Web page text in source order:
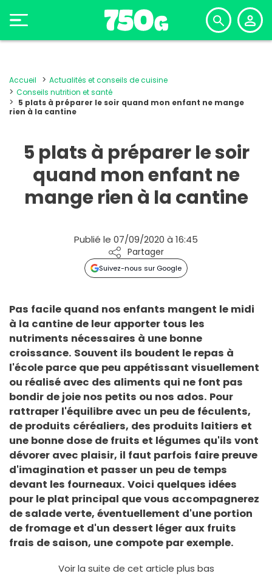
Accueil
Actualités et conseils de cuisine
Conseils nutrition et santé
5 plats à préparer le soir quand mon enfant ne mange
rien à la cantine
5 plats à préparer le soir
quand mon enfant ne
mange rien à la cantine
Publié le 07/09/2020 à 16:45
Partager
Suivez-nous sur Google
Pas facile quand nos enfants mangent le midi
à la cantine de leur apporter tous les
nutriments nécessaires à une bonne
croissance. Souvent ils boudent le repas à
l'école parce que peu appétissant visuellement
ou réalisé avec des aliments qui ne font pas
bondir de joie nos petits ou nos ados. Pour
rattraper l'équilibre avec un peu de féculents,
de produits céréaliers, des produits laitiers et
une bonne dose de fruits et légumes qu'ils vont
dévorer avec plaisir, il faut parfois faire preuve
d'imagination et passer un peu de temps
devant les fourneaux. Voici quelques idées
pour le plat principal que vous accompagnerez
de salade verte, éventuellement d'une portion
de fromage et d'un dessert léger aux fruits
frais de saison, une compote par exemple.
Voir la suite de cet article plus bas